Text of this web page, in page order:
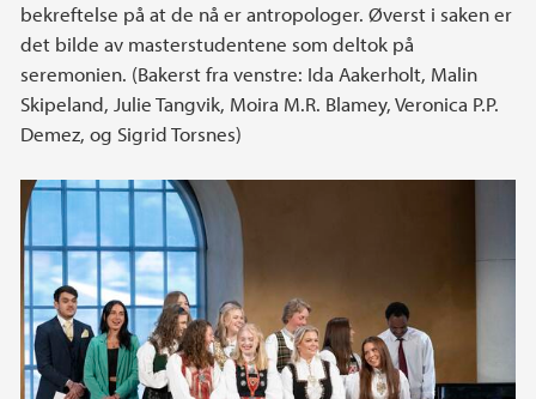
bekreftelse på at de nå er antropologer. Øverst i saken er
det bilde av masterstudentene som deltok på
seremonien. (Bakerst fra venstre: Ida Aakerholt, Malin
Skipeland, Julie Tangvik, Moira M.R. Blamey, Veronica P.P.
Demez, og Sigrid Torsnes)